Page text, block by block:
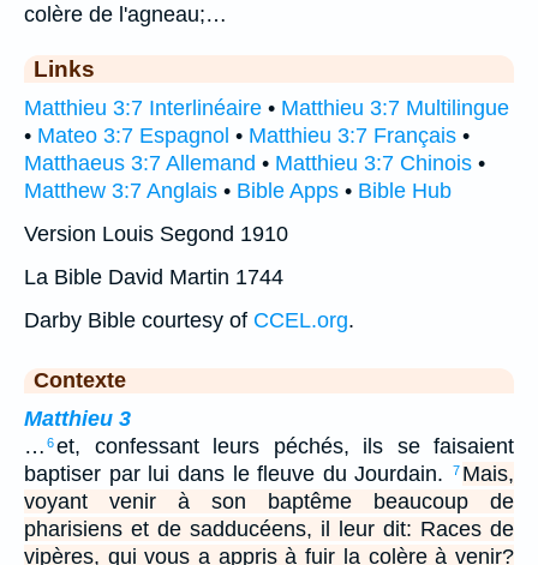
colère de l'agneau;…
Links
Matthieu 3:7 Interlinéaire • Matthieu 3:7 Multilingue
• Mateo 3:7 Espagnol • Matthieu 3:7 Français •
Matthaeus 3:7 Allemand • Matthieu 3:7 Chinois •
Matthew 3:7 Anglais • Bible Apps • Bible Hub
Version Louis Segond 1910
La Bible David Martin 1744
Darby Bible courtesy of CCEL.org.
Contexte
Matthieu 3
… 6et, confessant leurs péchés, ils se faisaient
baptiser par lui dans le fleuve du Jourdain.
7 Mais,
voyant venir à son baptême beaucoup de
pharisiens et de sadducéens, il leur dit: Races de
vipères, qui vous a appris à fuir la colère à venir?